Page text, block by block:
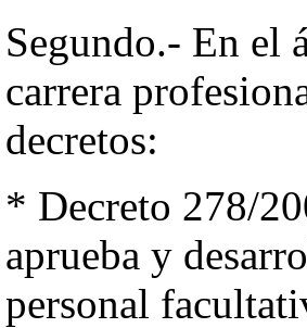
Segundo.- En el
carrera
decretos:
* Decreto 278/
aprueba y
personal